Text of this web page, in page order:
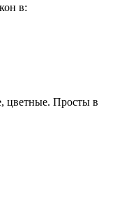
в:
цветные. Просты в